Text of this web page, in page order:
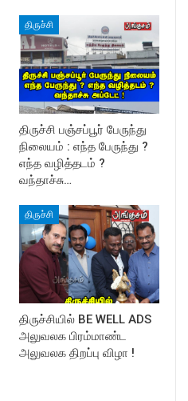
திருச்சி
திருச்சி பஞ்சப்பூர் பேருந்து
நிலையம் : எந்த பேருந்து ?
எந்த வழித்தடம் ?
வந்தாச்சு…
திருச்சி
திருச்சியில் BE WELL ADS
அலுவலக பிரம்மாண்ட
அலுவலக திறப்பு விழா !